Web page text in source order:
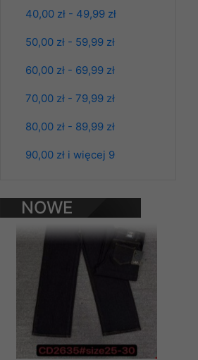
40,00 zł - 49,99 zł
50,00 zł - 59,99 zł
60,00 zł - 69,99 zł
70,00 zł - 79,99 zł
80,00 zł - 89,99 zł
90,00 zł i więcej 9
NOWE
PRODUKTY
Spodnie damskie
jeansy Roz 25-30, 1
szczegóły